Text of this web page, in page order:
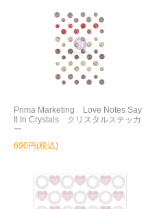
Prima Marketing Love Notes Say
It In Crystals クリスタルステッカ
ー
690円(税込)